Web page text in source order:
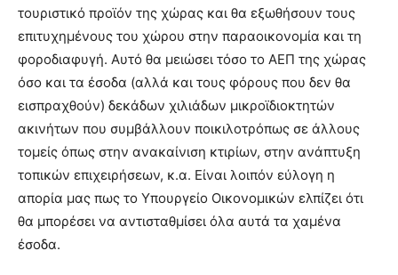
τουριστικό προϊόν της χώρας και θα εξωθήσουν τους
επιτυχημένους του χώρου στην παραοικονομία και τη
φοροδιαφυγή. Αυτό θα μειώσει τόσο το ΑΕΠ της χώρας
όσο και τα έσοδα (αλλά και τους φόρους που δεν θα
εισπραχθούν) δεκάδων χιλιάδων μικροϊδιοκτητών
ακινήτων που συμβάλλουν ποικιλοτρόπως σε άλλους
τομείς όπως στην ανακαίνιση κτιρίων, στην ανάπτυξη
τοπικών επιχειρήσεων, κ.α. Είναι λοιπόν εύλογη η
απορία μας πως το Υπουργείο Οικονομικών ελπίζει ότι
θα μπορέσει να αντισταθμίσει όλα αυτά τα χαμένα
έσοδα.